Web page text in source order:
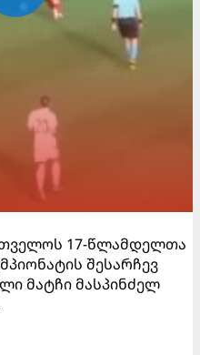
17-წლამდელთა
შესარჩევ
მატჩი მასპინძელ